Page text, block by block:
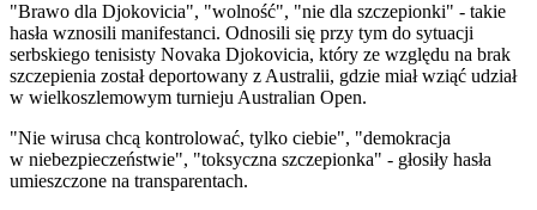
"Brawo dla Djokovicia", "wolność", "nie dla szczepionki" - takie
hasła wznosili manifestanci. Odnosili się przy tym do sytuacji
serbskiego tenisisty Novaka Djokovicia, który ze względu na brak
szczepienia został deportowany z Australii, gdzie miał wziąć udział
w wielkoszlemowym turnieju Australian Open.
"Nie wirusa chcą kontrolować, tylko ciebie", "demokracja
w niebezpieczeństwie", "toksyczna szczepionka" - głosiły hasła
umieszczone na transparentach.